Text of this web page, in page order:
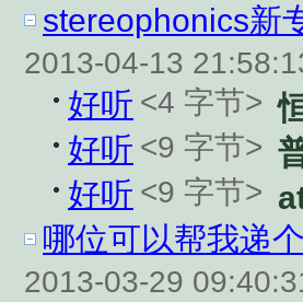
stereophonics新
2013-04-13
好听 <4 字节>
好听 <9 字节>
好听 <9 字节>
哪位可以帮我递
2013-03-29